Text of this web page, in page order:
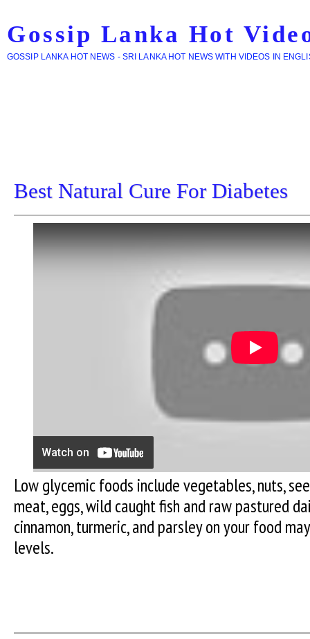
Gossip Lanka Hot
GOSSIP LANKA HOT NEWS - SRI LANKA HOT NEWS WITH VIDEOS IN
Best Natural Cure For Diabetes
Low glycemic foods include vegetables, nuts,
meat, eggs, wild caught fish and raw pastured
cinnamon, turmeric, and parsley on your food
levels.